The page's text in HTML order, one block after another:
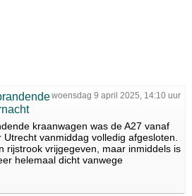
woensdag 9 april 2025, 14:10 uur
kraanwagen was de A27 vanaf
Utrecht vanmiddag volledig afgesloten.
rijstrook vrijgegeven, maar inmiddels is
helemaal dicht vanwege